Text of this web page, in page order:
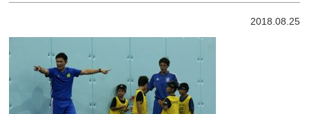
2018.08.25